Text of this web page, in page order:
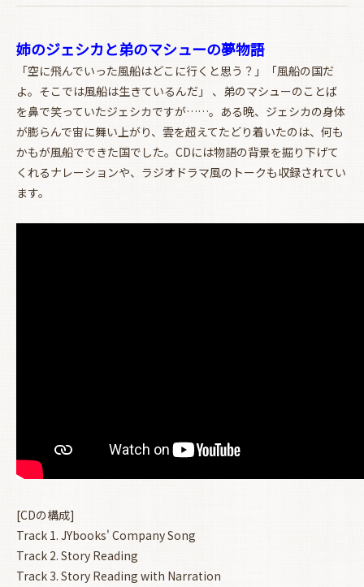
姉のジェシカと弟のマシューの夢物語
「空に飛んでいった風船はどこに行くと思う？」「風船の国だ
よ。そこでは風船は生きているんだ」 、弟のマシューのことば
を鼻で笑っていたジェシカですが……。ある晩、ジェシカの身体
が膨らんで宙に舞い上がり、雲を超えてたどり着いたのは、何も
かもが風船でできた国でした。CDには物語の背景を掘り下げて
くれるナレーションや、ラジオドラマ風のトークも収録されてい
ます。
[CDの構成]
Track 1. JYbooks' Company Song
Track 2. Story Reading
Track 3. Story Reading with Narration